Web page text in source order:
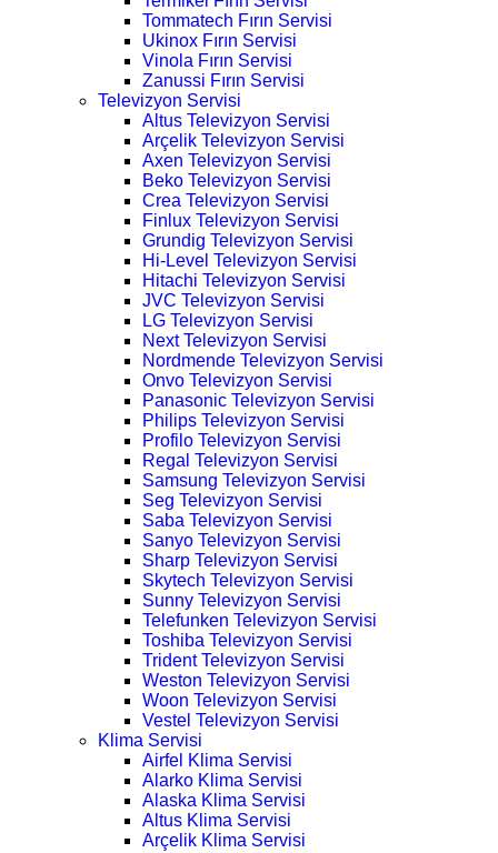
Tommatech Fırın Servisi
Ukinox Fırın Servisi
Vinola Fırın Servisi
Zanussi Fırın Servisi
Televizyon Servisi
Altus Televizyon Servisi
Arçelik Televizyon Servisi
Axen Televizyon Servisi
Beko Televizyon Servisi
Crea Televizyon Servisi
Finlux Televizyon Servisi
Grundig Televizyon Servisi
Hi-Level Televizyon Servisi
Hitachi Televizyon Servisi
JVC Televizyon Servisi
LG Televizyon Servisi
Next Televizyon Servisi
Nordmende Televizyon Servisi
Onvo Televizyon Servisi
Panasonic Televizyon Servisi
Philips Televizyon Servisi
Profilo Televizyon Servisi
Regal Televizyon Servisi
Samsung Televizyon Servisi
Seg Televizyon Servisi
Saba Televizyon Servisi
Sanyo Televizyon Servisi
Sharp Televizyon Servisi
Skytech Televizyon Servisi
Sunny Televizyon Servisi
Telefunken Televizyon Servisi
Toshiba Televizyon Servisi
Trident Televizyon Servisi
Weston Televizyon Servisi
Woon Televizyon Servisi
Vestel Televizyon Servisi
Klima Servisi
Airfel Klima Servisi
Alarko Klima Servisi
Alaska Klima Servisi
Altus Klima Servisi
Arçelik Klima Servisi